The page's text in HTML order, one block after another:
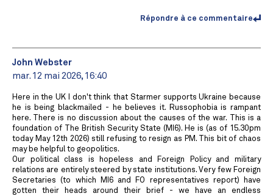
Répondre à ce commentaire
John Webster
mar. 12 mai 2026, 16:40
Here in the UK I don't think that Starmer supports Ukraine because
he is being blackmailed - he believes it. Russophobia is rampant
here. There is no discussion about the causes of the war. This is a
foundation of The British Security State (MI6). He is (as of 15.30pm
today May 12th 2026) still refusing to resign as PM. This bit of chaos
may be helpful to geopolitics.
Our political class is hopeless and Foreign Policy and military
relations are entirely steered by state institutions. Very few Foreign
Secretaries (to which MI6 and FO representatives report) have
gotten their heads around their brief - we have an endless